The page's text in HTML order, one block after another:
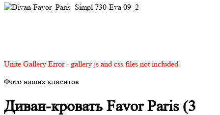
Unite Gallery Error - gallery js and css files not included
Фото наших клиентов
Диван-кровать Favor Paris (3